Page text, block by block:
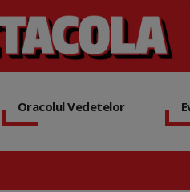
Oracolul Vedetelor